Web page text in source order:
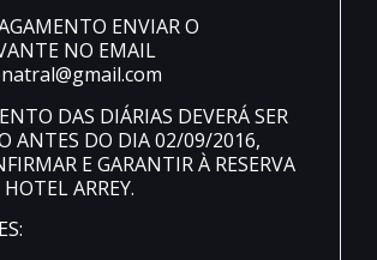
ENVIAR O
NO EMAIL
DAS DIÁRIAS DEVERÁ SER
ANTES DO DIA 02/09/2016,
E GARANTIR À RESERVA
ARREY.